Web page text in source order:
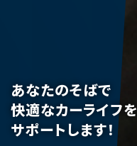
あなたのそばで
快適なカーライフを
サポートします！